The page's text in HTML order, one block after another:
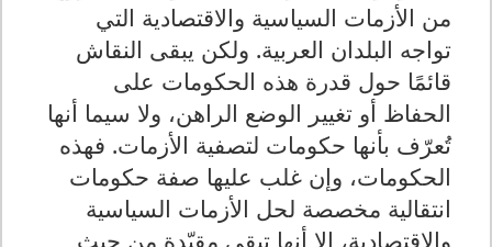
من الأزمات السياسية والاقتصادية التي
تواجه البلدان العربية. ولكن يبقى النقاش
قائمًا حول قدرة هذه الحكومات على
الحفاظ أو تغيير الوضع الراهن، ولا سيما أنها
تُعرّف بأنها حكومات لتصفية الأزمات. فهذه
الحكومات، وإن غلب عليها صفة حكومات
انتقالية مخصصة لحل الأزمات السياسية
والاقتصادية، إلا أنها تبقى مقيّدة من حيث